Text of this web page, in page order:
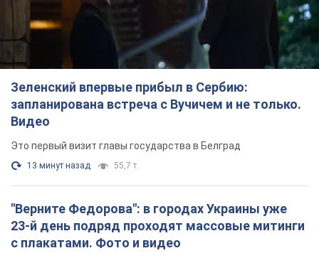
Зеленский впервые прибыл в Сербию:
запланирована встреча с Вучичем и не только.
Видео
Это первый визит главы государства в Белград
13 минут назад 55,7 т.
"Верните Федорова": в городах Украины уже
23-й день подряд проходят массовые митинги
с плакатами. Фото и видео